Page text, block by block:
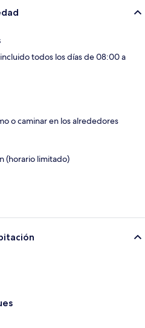
todos los días de 08:00 a
o caminar en los alrededores
(horario limitado)